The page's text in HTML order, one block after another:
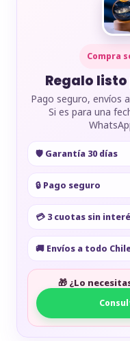
Compra
Regalo
Pago seguro, envíos
Si es para una
🛡️ Garantía 30 días
🔒 Pago seguro
💳 3 cuotas sin
🚚 Envíos a todo
🎁 ¿Lo